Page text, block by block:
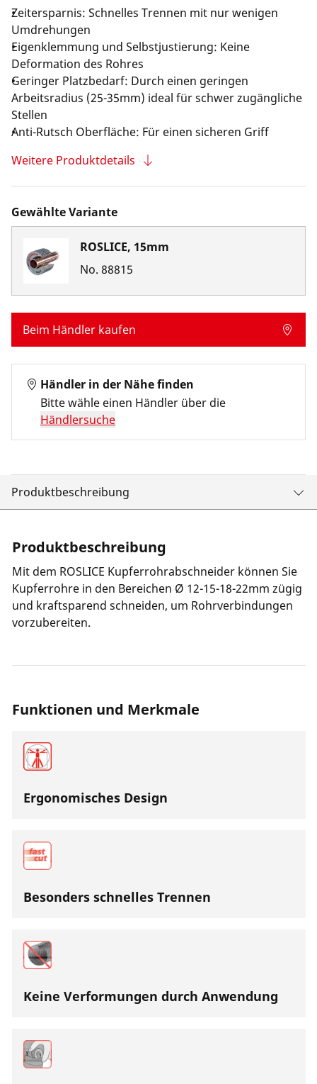
Zeitersparnis: Schnelles Trennen mit nur wenigen
Umdrehungen
Eigenklemmung und Selbstjustierung: Keine
Deformation des Rohres
Geringer Platzbedarf: Durch einen geringen
Arbeitsradius (25-35mm) ideal für schwer zugängliche
Stellen
Anti-Rutsch Oberfläche: Für einen sicheren Griff
Weitere Produktdetails
Gewählte Variante
ROSLICE, 15mm
No. 88815
Beim Händler kaufen
Händler in der Nähe finden
Bitte wähle einen Händler über die
Händlersuche
Produktbeschreibung
Produktbeschreibung
Mit dem ROSLICE Kupferrohrabschneider können Sie
Kupferrohre in den Bereichen Ø 12-15-18-22mm zügig
und kraftsparend schneiden, um Rohrverbindungen
vorzubereiten.
Funktionen und Merkmale
Ergonomisches Design
Besonders schnelles Trennen
Keine Verformungen durch Anwendung